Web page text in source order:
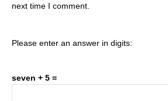
next time I comment.
Please enter an answer in digits:
seven + 5 =